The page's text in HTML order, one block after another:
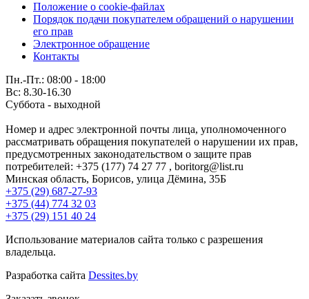
Положение о cookie-файлах
Порядок подачи покупателем обращений о нарушении
его прав
Электронное обращение
Контакты
Пн.-Пт.: 08:00 - 18:00
Вс: 8.30-16.30
Суббота - выходной
Номер и адрес электронной почты лица, уполномоченного
рассматривать обращения покупателей о нарушении их прав,
предусмотренных законодательством о защите прав
потребителей: +375 (177) 74 27 77 , boritorg@list.ru
Минская область, Борисов, улица Дёмина, 35Б
+375 (29) 687-27-93
+375 (44) 774 32 03
+375 (29) 151 40 24
Использование материалов сайта только с разрешения
владельца.
Разработка сайта Dessites.by